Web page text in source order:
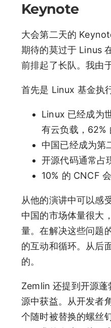
Keynote
大会第二天的
期待的莫过于 Linus
前排起了长队。我由
首先是 Linux 基金执
Linux 已经成为
有云负载，62%
中国已经成为第
开源代码通常占
10% 的 CNCF
从他的演讲中可以感
中国的市场体量很大
量。在解决这些问题
的互动和循环。从后
的。
Zemlin 还提到开源
源中获益。从开发者
个随时被替换的螺丝